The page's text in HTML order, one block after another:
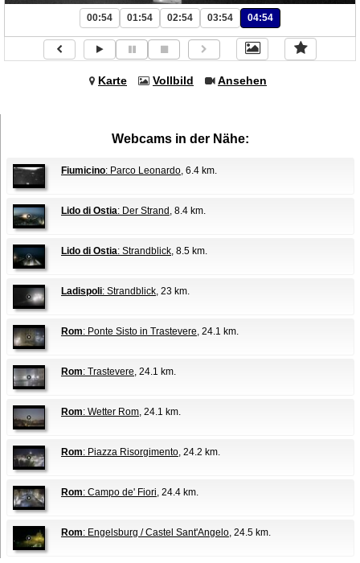
00:54 01:54 02:54 03:54 04:54
Karte Vollbild Ansehen
Webcams in der Nähe:
Fiumicino: Parco Leonardo, 6.4 km.
Lido di Ostia: Der Strand , 8.4 km.
Lido di Ostia: Strandblick, 8.5 km.
Ladispoli: Strandblick, 23 km.
Rom: Ponte Sisto in Trastevere, 24.1 km.
Rom: Trastevere, 24.1 km.
Rom: Wetter Rom, 24.1 km.
Rom: Piazza Risorgimento, 24.2 km.
Rom: Campo de' Fiori, 24.4 km.
Rom: Engelsburg / Castel Sant'Angelo, 24.5 km.